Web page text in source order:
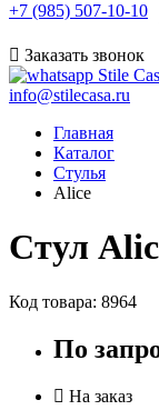
+7 (985) 507-10-10
Заказать звонок
info@stilecasa.ru
Главная
Каталог
Стулья
Alice
Стул
Код товара: 8964
По
На заказ